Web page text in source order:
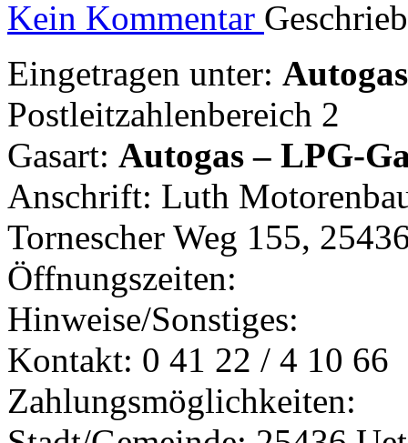
Kein Kommentar
Eingetragen unter:
Postleitzahlenbereich 2
Gasart: Autogas – LPG-
Anschrift: Luth
Tornescher Weg 155,
Öffnungszeiten:
Hinweise/Sonstiges:
Kontakt: 0 41 22 / 4 10 66
Zahlungsmöglichkeiten: